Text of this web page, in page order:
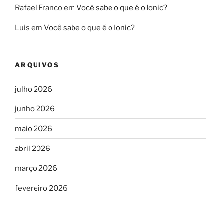
Rafael Francoem Você sabe o que é o Ionic?
Luis em Você sabe o que é o Ionic?
ARQUIVOS
julho 2026
junho 2026
maio 2026
abril 2026
março 2026
fevereiro 2026